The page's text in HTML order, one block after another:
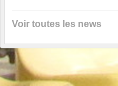
Voir toutes les news